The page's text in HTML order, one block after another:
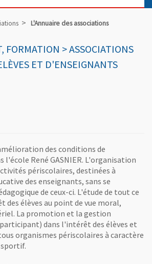
L'Annuaire des associations
FORMATION > ASSOCIATIONS
ET D'ENSEIGNANTS
des conditions de
l'école René GASNIER. L'organisation
périscolaires, destinées à
des enseignants, sans se
de ceux-ci. L'étude de tout ce
des élèves au point de vue moral,
La promotion et la gestion
dans l'intérêt des élèves et
organismes périscolaires à caractère